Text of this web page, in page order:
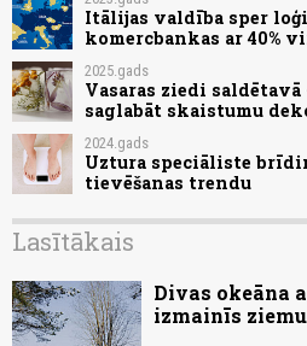
Itālijas valdība sper
komercbankas ar 40%
2025.gads
Vasaras ziedi
saglabāt skaistumu
2024.gads
Uztura speciāliste
tievēšanas trendu
Lasītākais
Divas okeāna
izmainīs